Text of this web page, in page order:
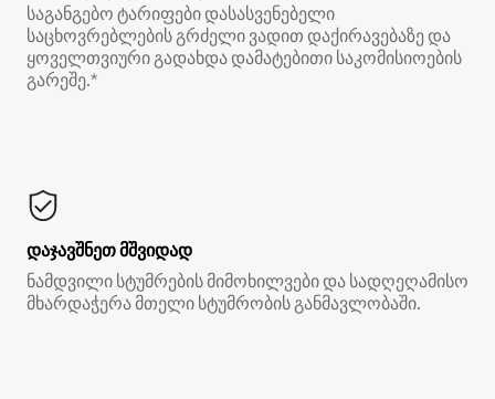
საგანგებო ტარიფები დასასვენებელი
საცხოვრებლების გრძელი ვადით დაქირავებაზე და
ყოველთვიური გადახდა დამატებითი საკომისიოების
გარეშე.*
დაჯავშნეთ მშვიდად
ნამდვილი სტუმრების მიმოხილვები და სადღეღამისო
მხარდაჭერა მთელი სტუმრობის განმავლობაში.